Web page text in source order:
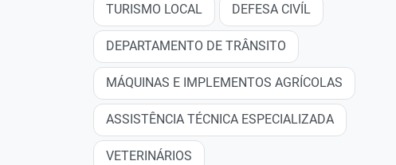
TURISMO LOCAL DEFESA CIVÍL
DEPARTAMENTO DE TRÂNSITO
MÁQUINAS E IMPLEMENTOS AGRÍCOLAS
ASSISTÊNCIA TÉCNICA ESPECIALIZADA
VETERINÁRIOS